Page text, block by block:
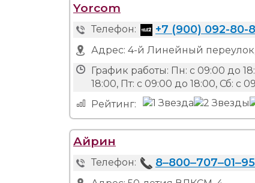
Yorcom
Телефон: +7 (900) 092-80-
Адрес: 4-й Линейный
График работы: Пн: с 09:00 до
18:00, Пт: с 09:00 до 18:00, Сб: с
Рейтинг:
Айрин
Телефон: 8‒800‒707‒01‒95